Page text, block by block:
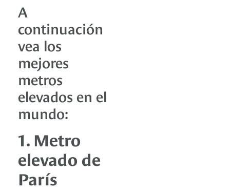
A
continuación
vea los
mejores
metros
elevados en el
mundo:
1. Metro
elevado de
París